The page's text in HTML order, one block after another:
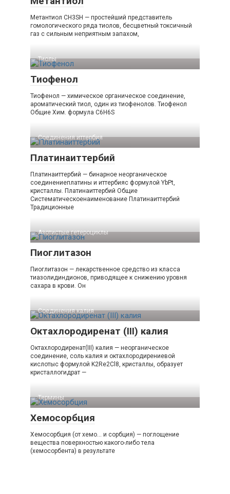
Метантиол CH3SH — простейший представитель
гомологического ряда тиолов, бесцветный токсичный
газ с сильным неприятным запахом,
Тиолы‎
Тиофенол
Тиофенол — химическое органическое соединение,
ароматический тиол, один из тиофенолов. Тиофенол
Общие Хим. формула C6H6S
Соединения иттербия‎
Платинаиттербий
Платинаиттербий — бинарное неорганическое
соединениеплатины и иттербияс формулой YbPt,
кристаллы. Платинаиттербий Общие
Систематическоенаименование Платинаиттербий
Традиционные
Азотистые гетероциклы‎
Пиоглитазон
Пиоглитазон — лекарственное средство из класса
тиазолидиндионов, приводящее к снижению уровня
сахара в крови. Он
Соединения калия‎
Октахлородиренат (III) калия
Октахлородиренат(III) калия — неорганическое
соединение, соль калия и октахлородирениевой
кислотыс формулой K2Re2Cl8, кристаллы, образует
кристаллогидрат —
Термины
Хемосорбция
Хемосорбция (от хемо… и сорбция) — поглощение
вещества поверхностью какого-либо тела
(хемосорбента) в результате